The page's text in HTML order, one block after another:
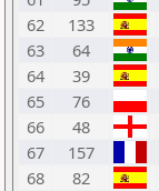
62
133
63
64
64
39
65
76
66
48
67
157
68
82